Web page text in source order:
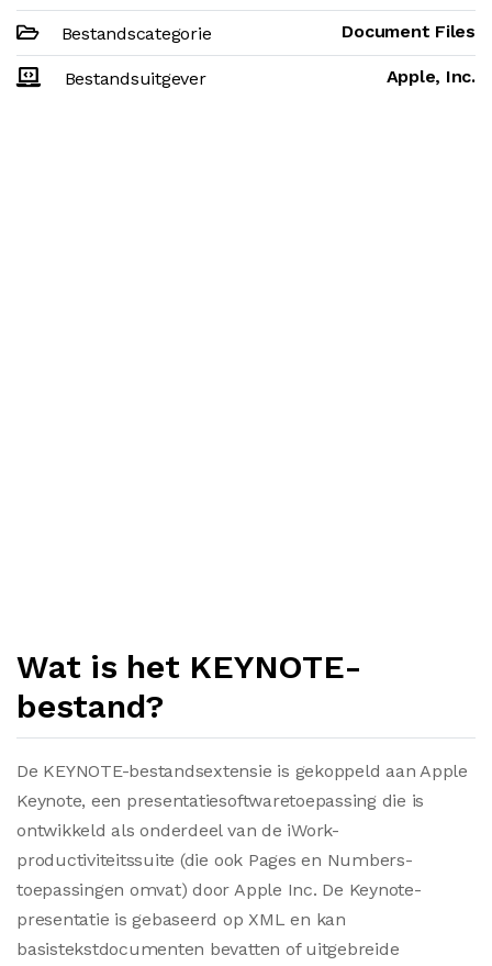
Bestandscategorie Document Files
Bestandsuitgever Apple, Inc.
Wat is het KEYNOTE-
bestand?
De KEYNOTE-bestandsextensie is gekoppeld aan Apple
Keynote, een presentatiesoftwaretoepassing die is
ontwikkeld als onderdeel van de iWork-
productiviteitssuite (die ook Pages en Numbers-
toepassingen omvat) door Apple Inc. De Keynote-
presentatie is gebaseerd op XML en kan
basistekstdocumenten bevatten of uitgebreide